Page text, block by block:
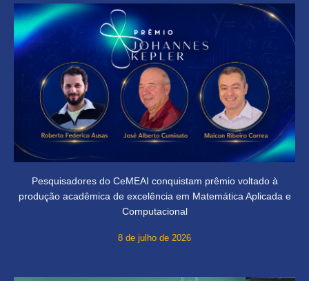
Pesquisadores do CeMEAI conquistam prêmio voltado à
produção acadêmica de excelência em Matemática Aplicada e
Computacional
8 de julho de 2026